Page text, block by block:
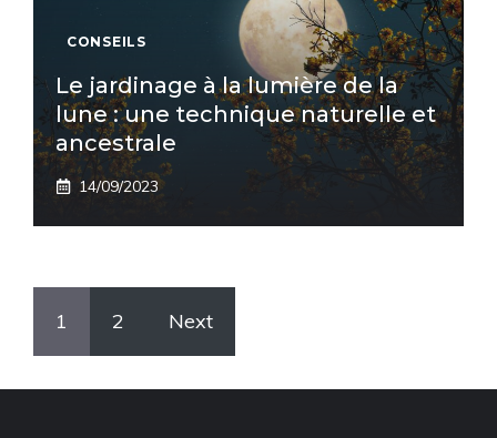
CONSEILS
Le jardinage à la lumière de la
lune : une technique naturelle et
ancestrale
14/09/2023
1 2 Next